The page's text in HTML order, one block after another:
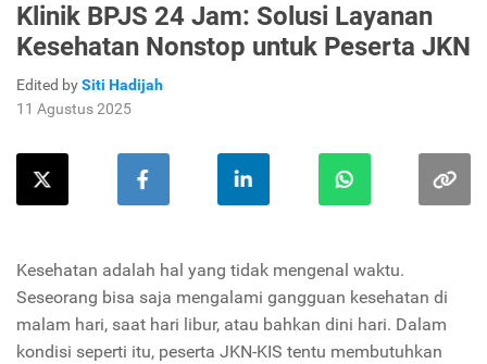
Klinik BPJS 24 Jam: Solusi Layanan
Kesehatan Nonstop untuk Peserta JKN
Edited bySiti Hadijah
11 Agustus 2025
Kesehatan adalah hal yang tidak mengenal waktu.
Seseorang bisa saja mengalami gangguan kesehatan di
malam hari, saat hari libur, atau bahkan dini hari. Dalam
kondisi seperti itu, peserta JKN-KIS tentu membutuhkan